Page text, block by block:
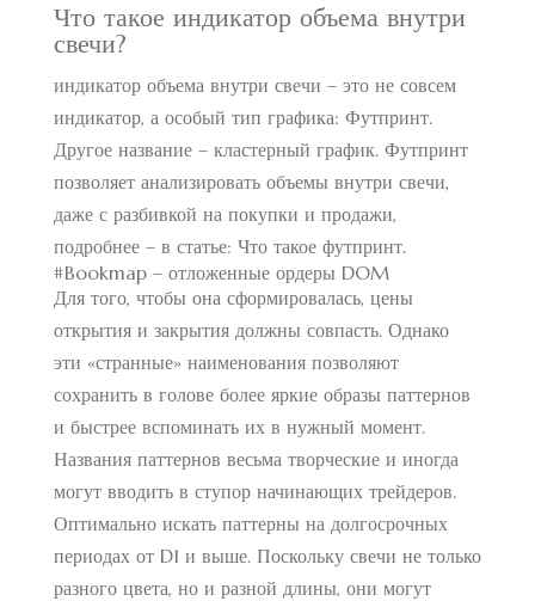
Что такое индикатор объема внутри
свечи?
индикатор объема внутри свечи – это не совсем
индикатор, а особый тип графика: Футпринт.
Другое название – кластерный график. Футпринт
позволяет анализировать объемы внутри свечи,
даже с разбивкой на покупки и продажи,
подробнее – в статье: Что такое футпринт.
#Bookmap – отложенные ордеры DOM
Для того, чтобы она сформировалась, цены
открытия и закрытия должны совпасть. Однако
эти «странные» наименования позволяют
сохранить в голове более яркие образы паттернов
и быстрее вспоминать их в нужный момент.
Названия паттернов весьма творческие и иногда
могут вводить в ступор начинающих трейдеров.
Оптимально искать паттерны на долгосрочных
периодах от D1 и выше. Поскольку свечи не только
разного цвета, но и разной длины, они могут